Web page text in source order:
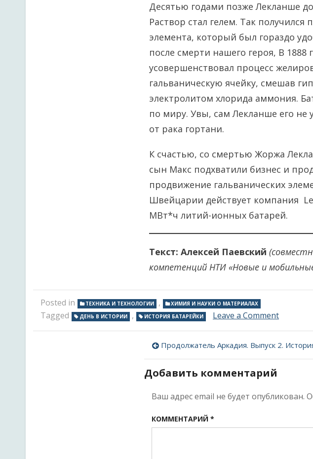
Десятью годами позже Лекланше
Раствор стал гелем. Так получился
элемента, который был гораздо
после смерти нашего героя, В 1888
усовершенствовал процесс
гальваническую ячейку, смешав
электролитом хлорида аммония.
по миру. Увы, сам Лекланше его не
от рака гортани.
К счастью, со смертью Жоржа
сын Макс подхватили бизнес и
продвижение гальванических
Швейцарии действует компания
МВт*ч литий-ионных батарей.
Текст: Алексей Паевский
компетенций НТИ «Новые и
Posted in ТЕХНИКА И ТЕХНОЛОГИИ , ХИМИЯ И НАУКИ О МАТЕРИАЛАХ
Tagged ДЕНЬ В ИСТОРИИ , ИСТОРИЯ БАТАРЕЙКИ Leave a Commenton
Навигация
по
записям
Продолжатель Аркадия. Выпуск 2. История молекул: веселящий
Добавить комментарий
Ваш адрес email не будет опубликован.
КОММЕНТАРИЙ *